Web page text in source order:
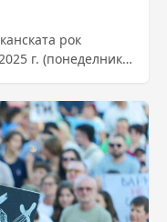
рок
г. (понеделник)